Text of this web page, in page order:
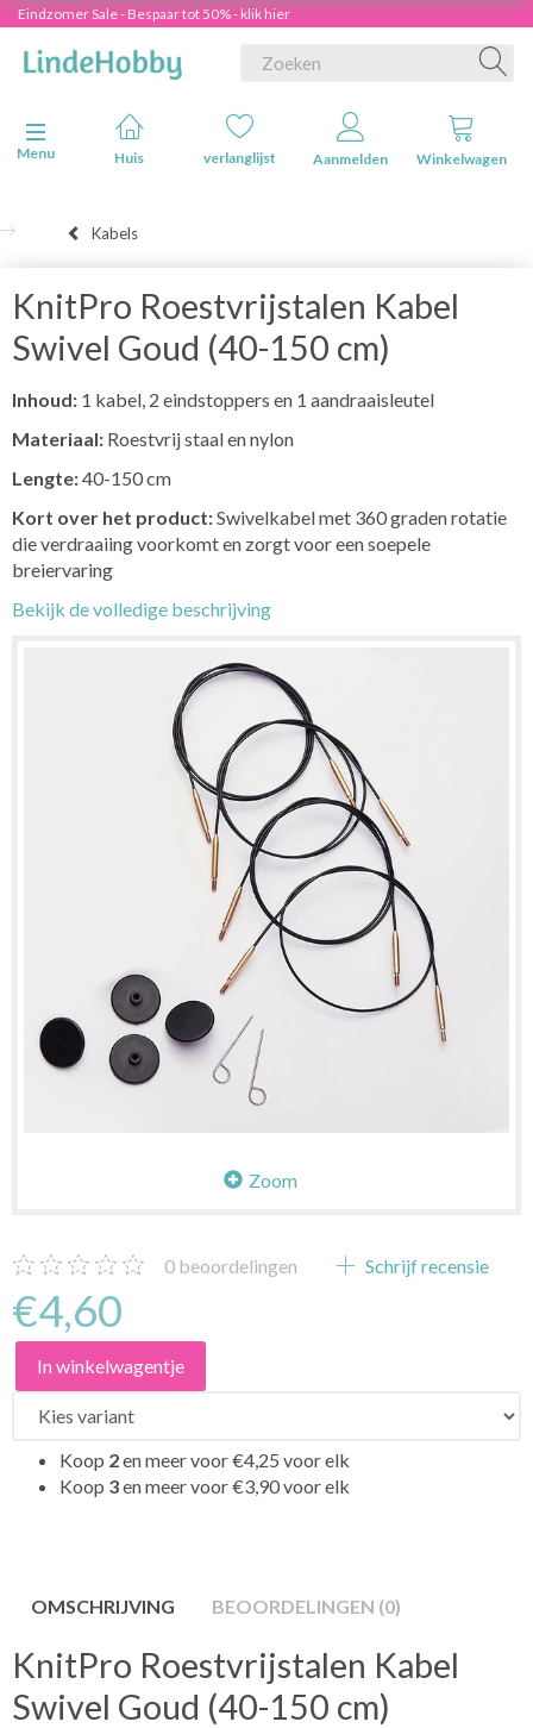
Eindzomer Sale - Bespaar tot 50% - klik hier
Navigatie in-/uitschakelen
Menu
Huis verlanglijst Aanmelden Winkelwagen
Kabels
KnitPro Roestvrijstalen Kabel
Swivel Goud (40-150 cm)
Inhoud: 1 kabel, 2 eindstoppers en 1 aandraaisleutel
Materiaal: Roestvrij staal en nylon
Lengte:40-150 cm
Kort over het product:Swivelkabel met 360 graden rotatie
die verdraaiing voorkomt en zorgt voor een soepele
breiervaring
Bekijk de volledige beschrijving
Zoom
0 beoordelingen Schrijf recensie
€4,60
In winkelwagentje
Koop 2en meer voor€4,25 voor elk
Koop 3en meer voor€3,90voor elk
OMSCHRIJVING BEOORDELINGEN (0)
KnitPro Roestvrijstalen Kabel
Swivel Goud (40-150 cm)